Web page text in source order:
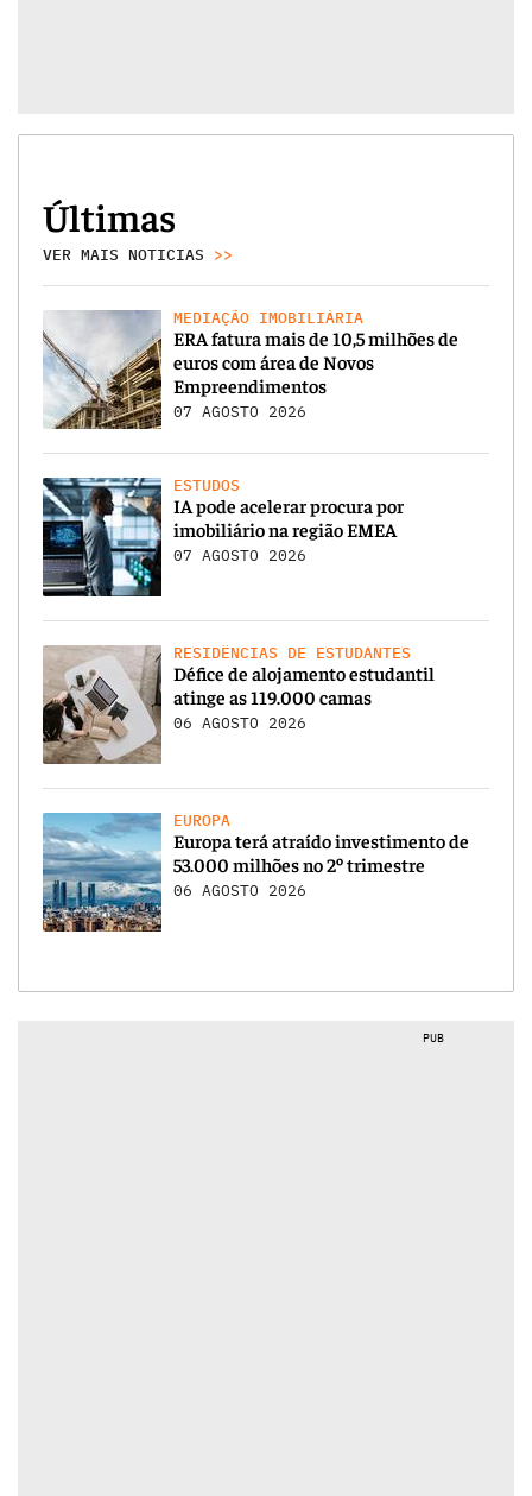
Últimas
VER MAIS NOTICIAS >>
MEDIAÇÃO IMOBILIÁRIA
ERA fatura mais de 10,5 milhões de
euros com área de Novos
Empreendimentos
07 AGOSTO 2026
ESTUDOS
IA pode acelerar procura por
imobiliário na região EMEA
07 AGOSTO 2026
RESIDÊNCIAS DE ESTUDANTES
Défice de alojamento estudantil
atinge as 119.000 camas
06 AGOSTO 2026
EUROPA
Europa terá atraído investimento de
53.000 milhões no 2º trimestre
06 AGOSTO 2026
PUB